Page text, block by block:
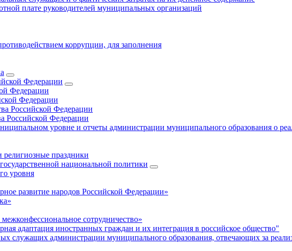
плате руководителей муниципальных организаций
коррупции, для заполнения
Федерации
Федерации
Федерации
Российской Федерации
Российской Федерации
уровне и отчеты администрации муниципального образования о
религиозные праздники
национальной политики
уровня
развитие народов Российской Федерации»
сотрудничество»
адаптация иностранных граждан и их интеграция в российское общество"
служащих администрации муниципального образования, отвечающих за